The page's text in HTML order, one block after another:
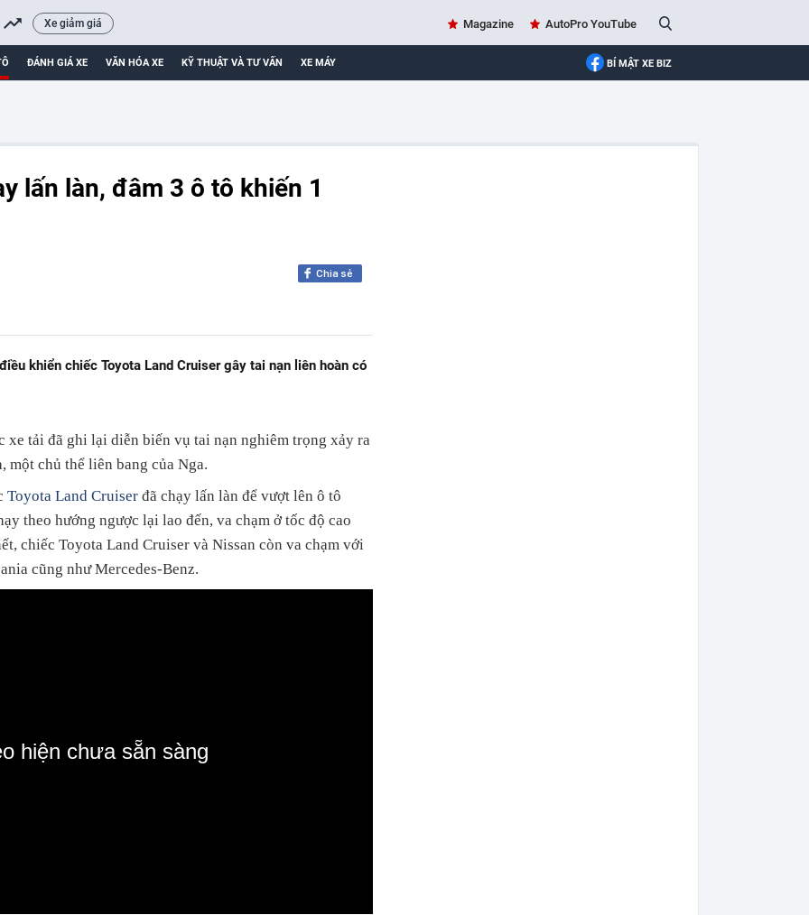
Xe giảm giá Magazine AutoPro YouTube
ĐÁNH GIÁ XE VĂN HÓA XE KỸ THUẬT VÀ TƯ VẤN XE MÁY BÍ MẬT XE BIZ
lấn làn, đâm 3 ô tô khiến 1
Chia sẻ
khiển chiếc Toyota Land Cruiser gây tai nạn liên hoàn có
xe tải đã ghi lại diễn biến vụ tai nạn nghiêm trọng xảy ra
một chủ thể liên bang của Nga.
Toyota Land Cruiser đã chạy lấn làn để vượt lên ô tô
theo hướng ngược lại lao đến, va chạm ở tốc độ cao
chiếc Toyota Land Cruiser và Nissan còn va chạm với
cũng như Mercedes-Benz.
hiện chưa sẵn sàng